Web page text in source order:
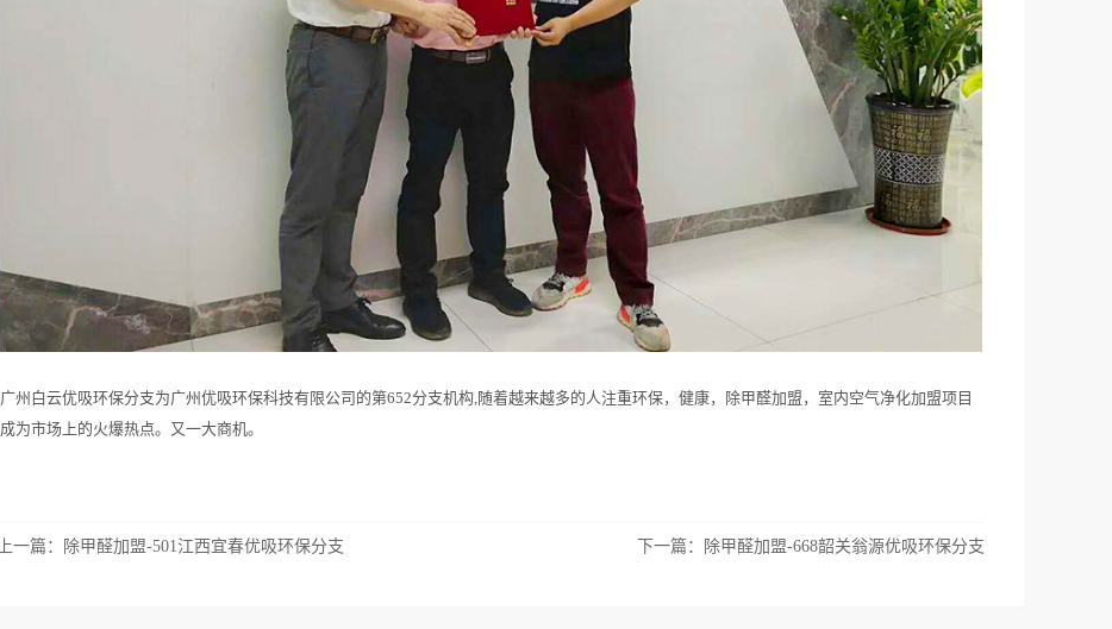
广州白云优吸环保分支为广州优吸环保科技有限公司的第652分支机构,随着越来越多的人注重环保，健康，除甲醛加盟，室内空气净化加盟项目
成为市场上的火爆热点。又一大商机。
上一篇： 除甲醛加盟-501江西宜春优吸环保分支 下一篇： 除甲醛加盟-668韶关翁源优吸环保分支